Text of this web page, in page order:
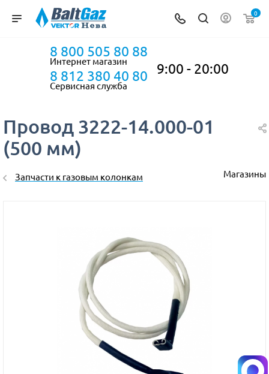
0
8 800 505 80 88
Интернет магазин
8 812 380 40 80
Сервисная служба
9:00 - 20:00
Провод 3222-14.000-01
(500 мм)
Запчасти к газовым колонкам Магазины